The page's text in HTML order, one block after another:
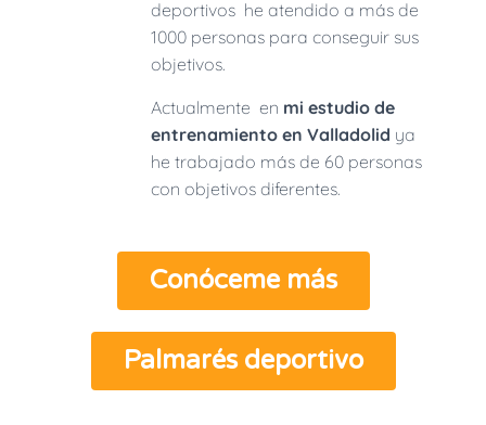
deportivos he atendido a más de
1000 personas para conseguir sus
objetivos.
Actualmente en mi estudio de
entrenamiento en Valladolid ya
he trabajado más de 60 personas
con objetivos diferentes.
Conóceme más
Palmarés deportivo